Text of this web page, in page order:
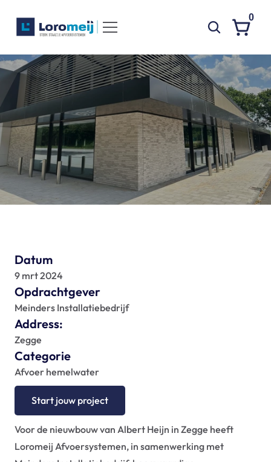
Systemen
Producten
Projecten
Poedercoaten
Over ons
Contact
FAQ
Blogs
0
Nieuwbouw
Albert Heijn
Datum
9 mrt 2024
Opdrachtgever
Meinders Installatiebedrijf
Address:
Zegge
Categorie
Afvoer hemelwater
Start jouw project
Voor de nieuwbouw van Albert Heijn in Zegge heeft
Loromeij Afvoersystemen, in samenwerking met